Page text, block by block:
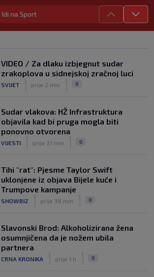
Carević nakon drugog poraza: ‘Ne
mogu biti ljutit, ovo nam mora biti
|
zadovoljni, tražimo stopera
SK prije 3 h
Zekić sasuo kritike nakon remija: ‘O
SK prije 1 h
Idi na Sport
VIDEO / Za dlaku izbjegnut sudar
zrakoplova u sidnejskoj zračnoj luci
SVIJET prije 2 min 0
Sudar vlakova: HŽ Infrastruktura
objavila kad bi pruga mogla biti
ponovno otvorena
VIJESTI prije 31 min 0
Tihi "rat": Pjesme Taylor Swift
uklonjene iz objava Bijele kuće i
Trumpove kampanje
SHOWBIZ prije 38 min 0
Slavonski Brod: Alkoholizirana žena
osumnjičena da je nožem ubila
partnera
CRNA KRONIKA prije 1 h 0